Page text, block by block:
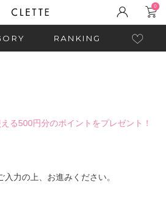
0
RANKING
る500円分のポイントをプレゼント！
入力の上、お進みください。